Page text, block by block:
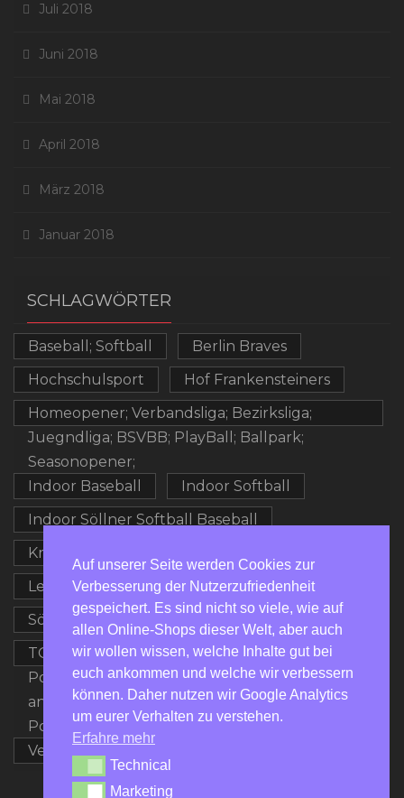
Juli 2018
Juni 2018
Mai 2018
April 2018
März 2018
Januar 2018
SCHLAGWÖRTER
Baseball; Softball
Berlin Braves
Hochschulsport
Hof Frankensteiners
Homeopener; Verbandsliga; Bezirksliga;
Juegndliga; BSVBB; PlayBall; Ballpark;
Seasonopener;
Indoor Baseball
Indoor Softball
Indoor Söllner Softball Baseball
Kronach Royals
Leipzig Wallbreakers
Softball
Söllnercup
TOP100; Baseball Deutschland; Baseball
Potsdam; Potsdam Porcupines; 20th
anniversary; Softball Deutschland; Softball
Potsdam; GoPorcupines; Stats; Offseason;
Verbandsliga
Auf unserer Seite werden Cookies zur
Verbesserung der Nutzerzufriedenheit
gespeichert. Es sind nicht so viele, wie auf
allen Online-Shops dieser Welt, aber auch
wir wollen wissen, welche Inhalte gut bei
euch ankommen und welche wir verbessern
können. Daher nutzen wir Google Analytics
um eurer Verhalten zu verstehen.
Erfahre mehr
TechnicalTechnical
MarketingMarketing